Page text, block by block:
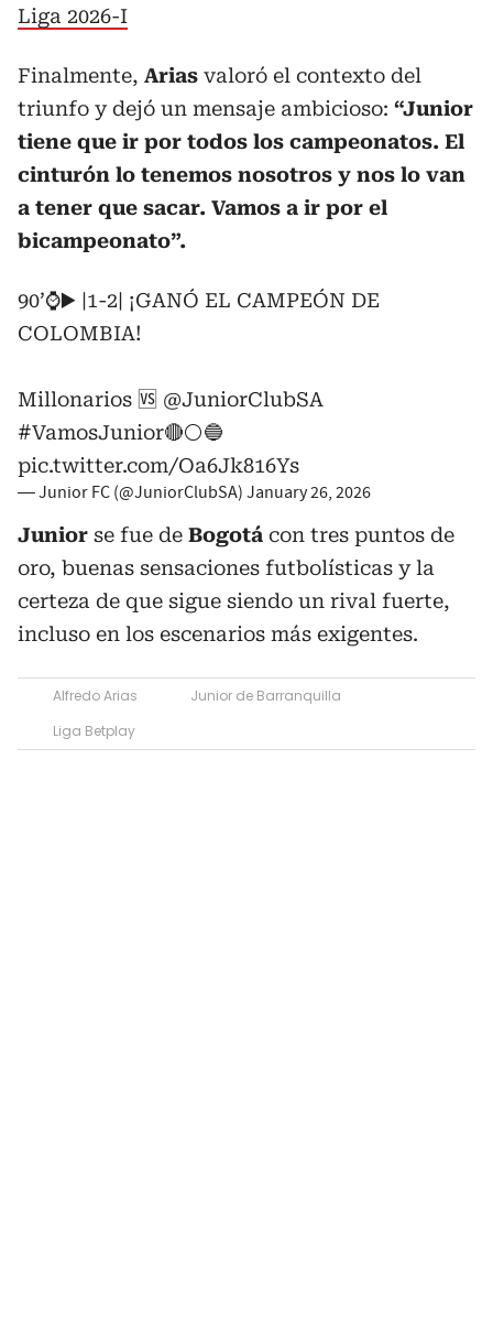
Liga 2026-I
Finalmente, Arias valoró el contexto del
triunfo y dejó un mensaje ambicioso: “Junior
tiene que ir por todos los campeonatos. El
cinturón lo tenemos nosotros y nos lo van
a tener que sacar. Vamos a ir por el
bicampeonato”.
90’⌚▶️ |1-2| ¡GANÓ EL CAMPEÓN DE
COLOMBIA!
Millonarios 🆚 @JuniorClubSA
#VamosJunior🔴⚪🔵
pic.twitter.com/Oa6Jk816Ys
— Junior FC (@JuniorClubSA) January 26, 2026
Junior se fue de Bogotá con tres puntos de
oro, buenas sensaciones futbolísticas y la
certeza de que sigue siendo un rival fuerte,
incluso en los escenarios más exigentes.
Alfredo Arias
Junior de Barranquilla
Liga Betplay